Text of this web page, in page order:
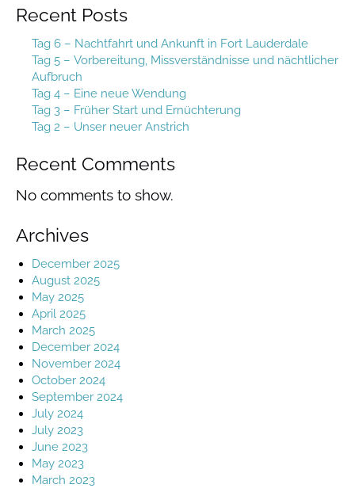
Recent Posts
Tag 6 – Nachtfahrt und Ankunft in Fort Lauderdale
Tag 5 – Vorbereitung, Missverständnisse und nächtlicher
Aufbruch
Tag 4 – Eine neue Wendung
Tag 3 – Früher Start und Ernüchterung
Tag 2 – Unser neuer Anstrich
Recent Comments
No comments to show.
Archives
December 2025
August 2025
May 2025
April 2025
March 2025
December 2024
November 2024
October 2024
September 2024
July 2024
July 2023
June 2023
May 2023
March 2023